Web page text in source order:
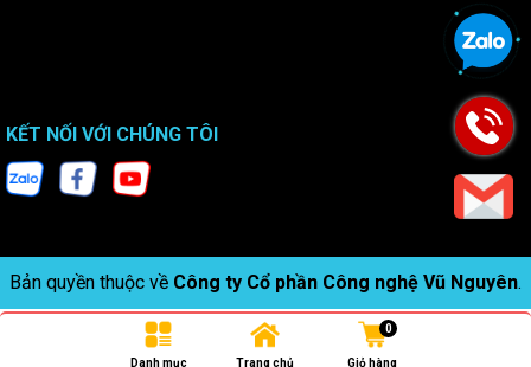
KẾT NỐI VỚI CHÚNG TÔI
Bản quyền thuộc về Công ty Cổ phần Công nghệ Vũ Nguyên.
Danh mục Trang chủ Giỏ hàng
0